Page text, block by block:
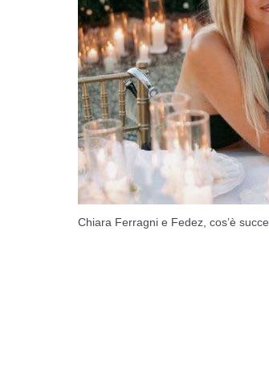
Chiara Ferragni e Fedez, cos’è